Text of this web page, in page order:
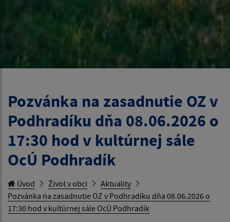
Pozvánka na zasadnutie OZ v
Podhradíku dňa 08.06.2026 o
17:30 hod v kultúrnej sále
OcÚ Podhradík
Úvod Život v obci
Aktuality
Pozvánka na zasadnutie OZ v Podhradíku dňa 08.06.2026 o
17:30 hod v kultúrnej sále OcÚ Podhradík